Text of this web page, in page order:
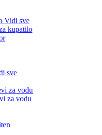
Vidi sve
kupatilo
sve
za vodu
za vodu